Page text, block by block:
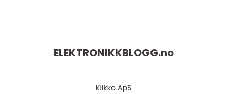
ELEKTRONIKKBLOGG.no